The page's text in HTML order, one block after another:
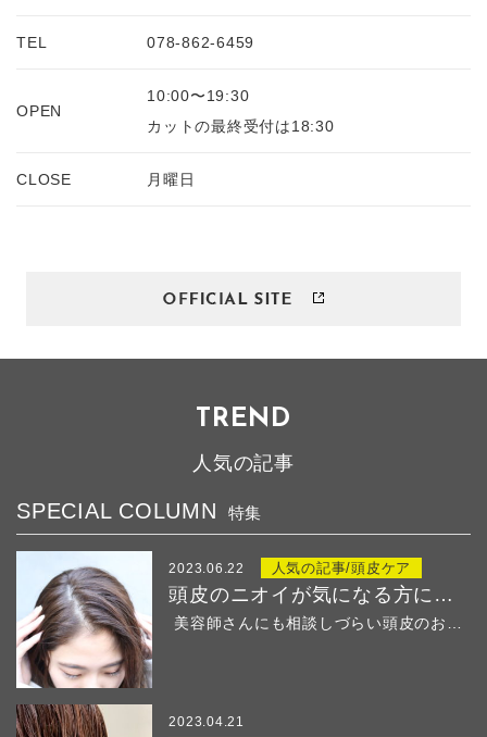
TEL 078-862-6459
OPEN
10:00〜19:30
カットの最終受付は18:30
CLOSE 月曜日
TREND
人気の記事
SPECIAL COLUMN 特集
2023.06.22 人気の記事/頭皮ケア
頭皮のニオイが気になる方におすすめ！
美容師さんにも相談しづらい頭皮のお悩み・・・ &...
2023.04.21